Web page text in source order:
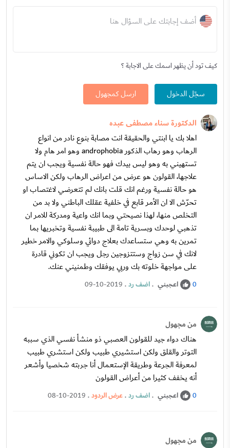
أضف إجابتك على السؤال هنا
كيف تود أن يظهر اسمك على الاجابة ؟
سجّل الدخول ارسل كمجهول
الدكتورة سناء مصطفى عبده
اهلا بك يا ابنتي والحقيقة انت مصابة بنوع نادر من انواع
الرهاب وهو رهاب الذكور androphobia وهو امر هام ولا
تستهيني به وهو ليس بيدك فهو حالة نفسية ويجب ان يتم
علاجها، القولون هو عرض من اعراض الرهاب ولكن الاساس
هو حالة نفسية ورغم انك قلت بانك لم تتعرضي لاغتصاب او
تحرّش الا ان الأمر قابع في خلفية عقلك الباطني ولا بد من
التخلص منها، لهذا نصيحتي وبما انك واعية ومدركة للامر ان
تذهبي لوحدك وبسرية تامة الى طبيبة نفسية وتخبريها بما
تمرين به وهي ستساعدك بعلاج دوائي وسلوكي والامر خطير
لانك في سن زواج وستتزوجين رجل ويجب ان تكوني قادرة
على مواجهة خلوته بك وربي يوفقك وطمنيني عنك.
0 اعجبني .اضف رد.
09-10-2019
من مجهول
هناك دواء جيد للقولون العصبي ذو منشأ نفسي الذي سببه
التوتر والقلق ولكن استشيري طبيب ولكن استشري طبيب
لمعرفة الجرعة وطريقة الإستعمال أنا جربته شخصيا وأشعر
أنه يخفف كثيرا من أعراض القولون
0 اعجبني .اضف رد.عرض الردود.
08-10-2019
من مجهول